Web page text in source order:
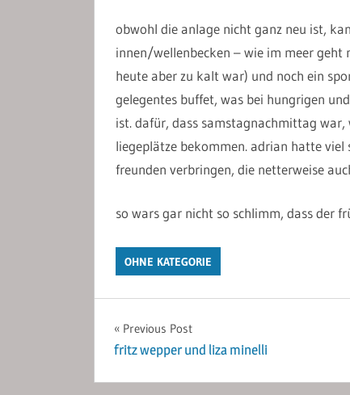
obwohl die anlage nicht ganz neu ist,
innen/wellenbecken – wie im meer geht
heute aber zu kalt war) und noch ein
gelegentes buffet, was bei hungrigen
ist. dafür, dass samstagnachmittag
liegeplätze bekommen. adrian hatte
freunden verbringen, die netterweise
so wars gar nicht so schlimm, dass der
OHNE KATEGORIE
Post
navigation
Previous Post
fritz wepper und liza minelli